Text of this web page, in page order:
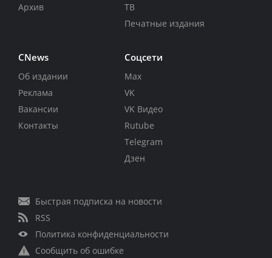
Архив
ТВ
Печатные издания
CNews
Об издании
Реклама
Вакансии
Контакты
Соцсети
Max
VK
VK Видео
Rutube
Telegram
Дзен
Быстрая подписка на новости
RSS
Политика конфиденциальности
Сообщить об ошибке